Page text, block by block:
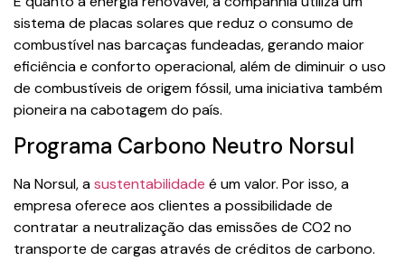
sistema de placas solares que reduz o consumo de
combustível nas barcaças fundeadas, gerando maior
eficiência e conforto operacional, além de diminuir o uso
de combustíveis de origem fóssil, uma iniciativa também
pioneira na cabotagem do país.
Programa Carbono Neutro Norsul
Na Norsul, asustentabilidade é um valor. Por isso, a
empresa oferece aos clientes a possibilidade de
contratar a neutralização das emissões de CO2 no
transporte de cargas através de créditos de carbono.